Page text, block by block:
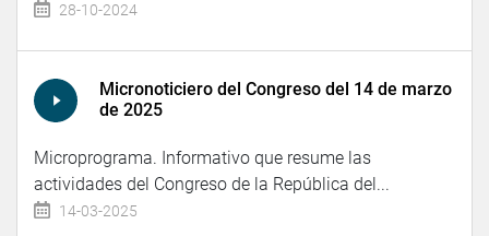
28-10-2024
Micronoticiero del Congreso del 14 de marzo
de 2025
Microprograma. Informativo que resume las
actividades del Congreso de la República del...
14-03-2025